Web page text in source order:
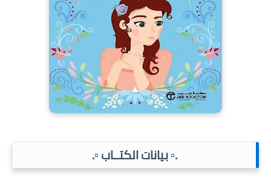
.▫️ بيانات الكتــاب ▫️.